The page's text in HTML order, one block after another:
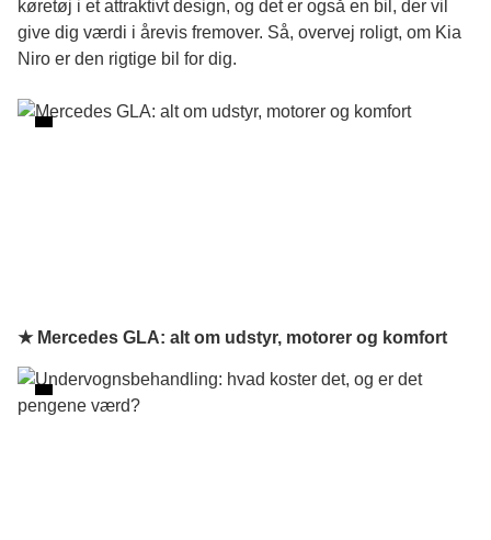
køretøj i et attraktivt design, og det er også en bil, der vil
give dig værdi i årevis fremover. Så, overvej roligt, om Kia
Niro er den rigtige bil for dig.
★ Mercedes GLA: alt om udstyr, motorer og komfort